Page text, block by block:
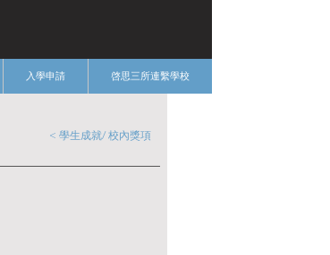
入學申請 啓思三所連繫學校
< 學生成就/ 校內獎項